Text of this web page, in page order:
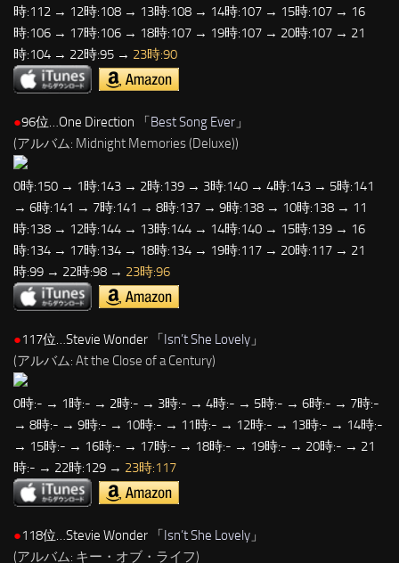
時:112 → 12時:108 → 13時:108 → 14時:107 → 15時:107 → 16
時:106 → 17時:106 → 18時:107 → 19時:107 → 20時:107 → 21
時:104 → 22時:95 → 23時:90
●96位…One Direction 「Best Song Ever 」
(アルバム: Midnight Memories (Deluxe))
0時:150 → 1時:143 → 2時:139 → 3時:140 → 4時:143 → 5時:141
→ 6時:141 → 7時:141 → 8時:137 → 9時:138 → 10時:138 → 11
時:138 → 12時:144 → 13時:144 → 14時:140 → 15時:139 → 16
時:134 → 17時:134 → 18時:134 → 19時:117 → 20時:117 → 21
時:99 → 22時:98 → 23時:96
●117位…Stevie Wonder 「Isn’t She Lovely 」
(アルバム: At the Close of a Century)
0時:- → 1時:- → 2時:- → 3時:- → 4時:- → 5時:- → 6時:- → 7時:-
→ 8時:- → 9時:- → 10時:- → 11時:- → 12時:- → 13時:- → 14時:-
→ 15時:- → 16時:- → 17時:- → 18時:- → 19時:- → 20時:- → 21
時:- → 22時:129 → 23時:117
●118位…Stevie Wonder 「Isn’t She Lovely 」
(アルバム: キー・オブ・ライフ)